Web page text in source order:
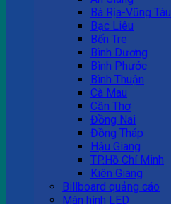
Bà Rịa-Vũng Tàu
Bạc Liêu
Bến Tre
Bình Dương
Bình Phước
Bình Thuận
Cà Mau
Cần Thơ
Đồng Nai
Đồng Tháp
Hậu Giang
TP.Hồ Chí Minh
Kiên Giang
Billboard quảng cáo
Màn hình LED